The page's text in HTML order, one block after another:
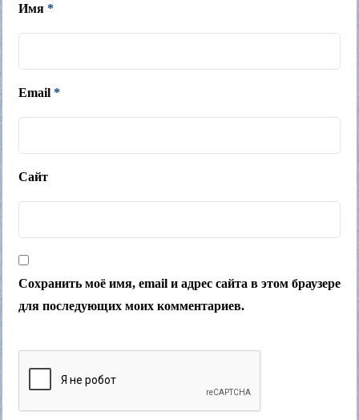
Имя *
Email *
Сайт
Сохранить моё имя, email и адрес сайта в этом браузере
для последующих моих комментариев.